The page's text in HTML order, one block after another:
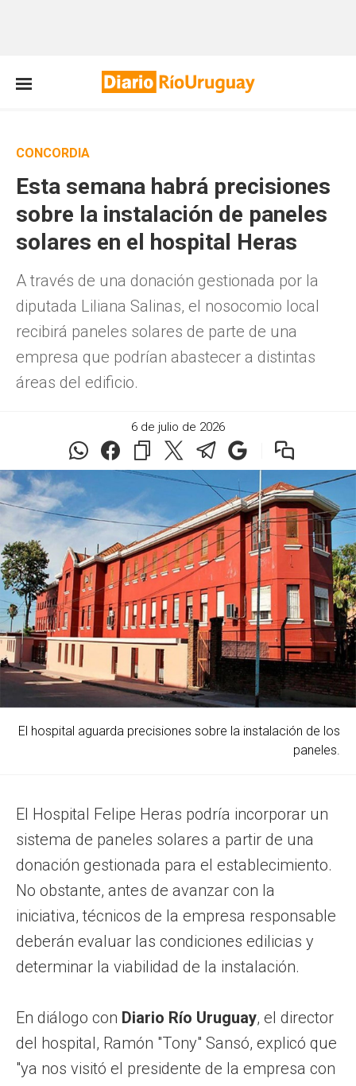
CONCORDIA
Esta semana habrá precisiones
sobre la instalación de paneles
solares en el hospital Heras
A través de una donación gestionada por la
diputada Liliana Salinas, el nosocomio local
recibirá paneles solares de parte de una
empresa que podrían abastecer a distintas
áreas del edificio.
6 de julio de 2026
El hospital aguarda precisiones sobre la instalación de los
paneles.
El Hospital Felipe Heras podría incorporar un
sistema de paneles solares a partir de una
donación gestionada para el establecimiento.
No obstante, antes de avanzar con la
iniciativa, técnicos de la empresa responsable
deberán evaluar las condiciones edilicias y
determinar la viabilidad de la instalación.
En diálogo con Diario Río Uruguay, el director
del hospital, Ramón "Tony" Sansó, explicó que
"ya nos visitó el presidente de la empresa con